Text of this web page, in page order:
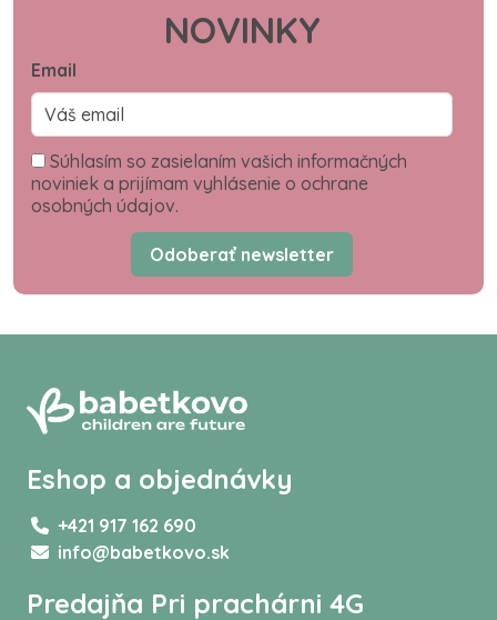
NOVINKY
Email
Súhlasím so zasielaním vašich informačných
noviniek a prijímam vyhlásenie o ochrane
osobných údajov.
Odoberať newsletter
Eshop a objednávky
+421 917 162 690
info@babetkovo.sk
Predajňa Pri prachárni 4G